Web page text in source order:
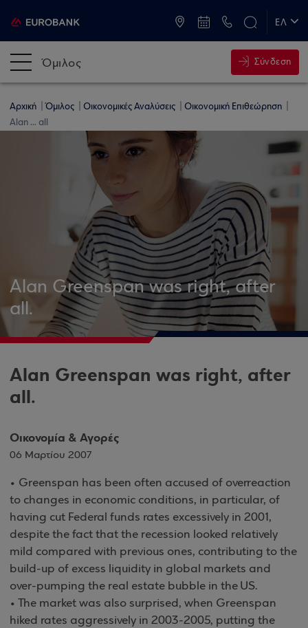
ΕΛ
Όμιλος Σύνδεση
Αρχική Όμιλος Οικονομικές Αναλύσεις
Οικονομική Επιθεώρηση
Alan ... all
Alan Greenspan was right, after
all.
Alan Greenspan was right, after
all.
Οικονομία & Αγορές
06 Μαρτίου 2007
• Greenspan has been often accused of overreaction
to changes in economic conditions, in particular, of
having cut Federal funds rates excessively in 2001,
despite the fact that the recession looked relatively
mild compared with previous ones, contributing to the
build-up of excess liquidity in global markets and
over-pumping the real estate bubble in the US.
• The market was also surprised, when Greenspan
hiked rates aggressively in 2003-2005, putting the